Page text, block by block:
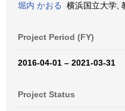
堀内 かおる
横浜国立大学,
Project Period (FY)
2016-04-01 – 2021-03-31
Project Status